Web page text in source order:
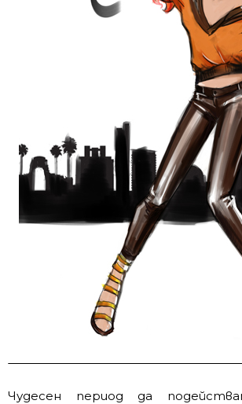
Чудесен период да